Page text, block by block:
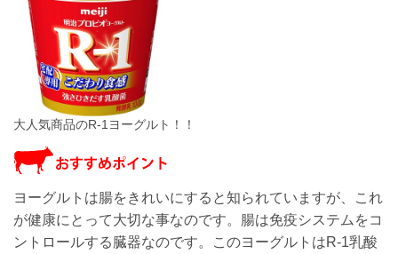
大人気商品のR-1ヨーグルト！！
ヨーグルトは腸をきれいにすると知られていますが、これ
が健康にとって大切な事なのです。腸は免疫システムをコ
ントロールする臓器なのです。このヨーグルトはR-1乳酸